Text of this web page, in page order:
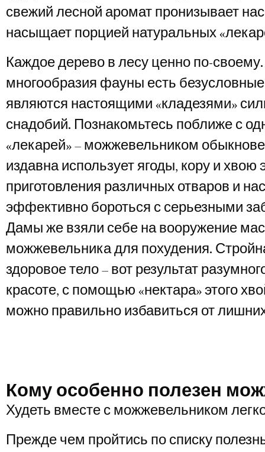
свежий лесной аромат пронизывает
насыщает порцией натуральных
Каждое дерево в лесу ценно по-своему.
многообразия фауны есть
являются настоящими «кладезями»
снадобий. Познакомьтесь поближе с
«лекарей» – можжевельником
издавна использует ягоды, кору и хвою
приготовления различных отваров и
эффективно бороться с серьезными
Дамы же взяли себе на вооружение
можжевельника для похудения.
здоровое тело – вот результат
красоте, с помощью «нектара» этого
можно правильно избавиться от
Кому особенно полезен
Худеть вместе с можжевельником
Прежде чем пройтись по списку